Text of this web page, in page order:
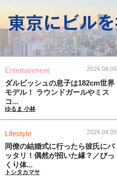
Entertainment 2026.08.05
ダルビッシュの息子は182cm世界
モデル！ ラウンドガールやミス
コ...
ゆるま 小林
Lifestyle 2026.08.05
同僚の結婚式に行ったら彼氏にバ
ッタリ！偶然が招いた縁？／びっ
くり体...
トシタカマサ